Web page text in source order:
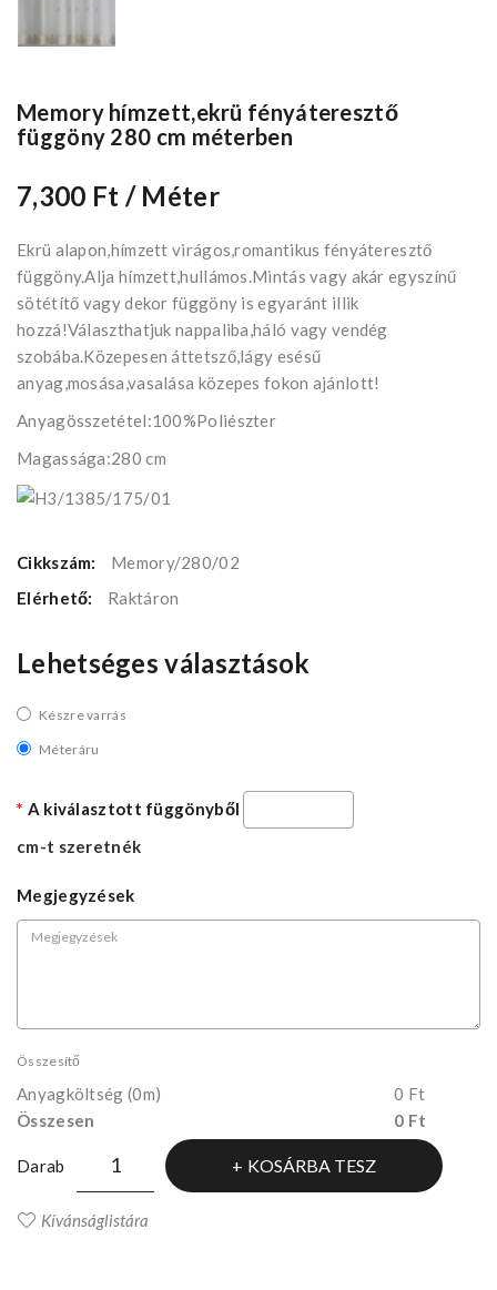
Memory hímzett,ekrü fényáteresztő
függöny 280 cm méterben
7,300 Ft / Méter
Ekrü alapon,hímzett virágos,romantikus fényáteresztő
függöny.Alja hímzett,hullámos.Mintás vagy akár egyszínű
sötétítő vagy dekor függöny is egyaránt illik
hozzá!Választhatjuk nappaliba,háló vagy vendég
szobába.Közepesen áttetsző,lágy esésű
anyag,mosása,vasalása közepes fokon ajánlott!
Anyagösszetétel:100%Poliészter
Magassága:280 cm
Cikkszám:
Memory/280/02
Elérhető:
Raktáron
Lehetséges választások
Készre varrás
Méteráru
A kiválasztott függönyből
cm-t szeretnék
Megjegyzések
Összesítő
Anyagköltség (0m)
0 Ft
Összesen
0 Ft
Darab KOSÁRBA TESZ
Kívánságlistára